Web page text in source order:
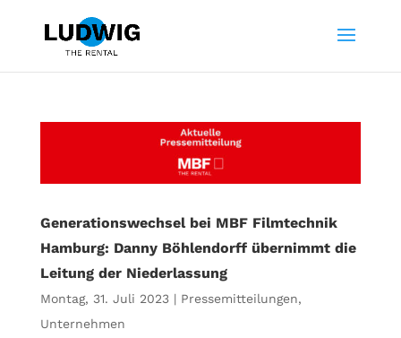
Generationswechsel bei MBF Filmtechnik
Hamburg: Danny Böhlendorff übernimmt die
Leitung der Niederlassung
Montag, 31. Juli 2023| Pressemitteilungen,
Unternehmen